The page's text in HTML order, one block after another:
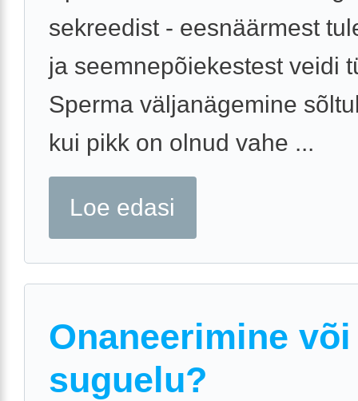
sekreedist - eesnäärmest
ja seemnepõiekestest veidi
Sperma väljanägemine
kui pikk on olnud vahe ...
Loe edasi
Onaneerimine või
suguelu?